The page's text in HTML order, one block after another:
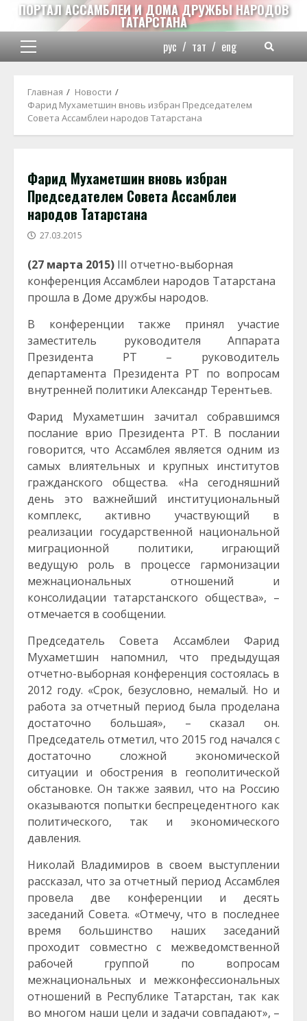
Перейти
содержимому
ПОРТАЛ АССАМБЛЕИ И ДОМА ДРУЖБЫ НАРОДОВ
ТАТАРСТАНА
Основное
рус / тат / eng
Главная
Новости
Фарид Мухаметшин вновь избран Председателем
Совета Ассамблеи народов Татарстана
Фарид Мухаметшин вновь избран
Председателем Совета Ассамблеи
народов Татарстана
27.03.2015
(27 марта 2015) III отчетно-выборная
конференция Ассамблеи народов Татарстана
прошла в Доме дружбы народов.
В конференции также принял участие
заместитель руководителя Аппарата
Президента РТ – руководитель
департамента Президента РТ по вопросам
внутренней политики Александр Терентьев.
Фарид Мухаметшин зачитал собравшимся
послание врио Президента РТ. В послании
говорится, что Ассамблея является одним из
самых влиятельных и крупных институтов
гражданского общества. «На сегодняшний
день это важнейший институциональный
комплекс, активно участвующий в
реализации государственной национальной
миграционной политики, играющий
ведущую роль в процессе гармонизации
межнациональных отношений и
консолидации татарстанского общества», –
отмечается в сообщении.
Председатель Совета Ассамблеи Фарид
Мухаметшин напомнил, что предыдущая
отчетно-выборная конференция состоялась в
2012 году. «Срок, безусловно, немалый. Но и
работа за отчетный период была проделана
достаточно большая», – сказал он.
Председатель отметил, что 2015 год начался с
достаточно сложной экономической
ситуации и обострения в геополитической
обстановке. Он также заявил, что на Россию
оказываются попытки беспрецедентного как
политического, так и экономического
давления.
Николай Владимиров в своем выступлении
рассказал, что за отчетный период Ассамблея
провела две конференции и десять
заседаний Совета. «Отмечу, что в последнее
время большинство наших заседаний
проходит совместно с межведомственной
рабочей группой по вопросам
межнациональных и межконфессиональных
отношений в Республике Татарстан, так как
во многом наши цели и задачи совпадают», –